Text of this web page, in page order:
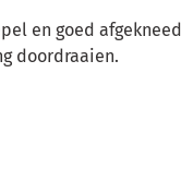
en goed afgekneed
doordraaien.